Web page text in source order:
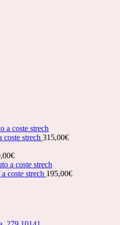
coste strech 315,00€
€
coste strech 195,00€